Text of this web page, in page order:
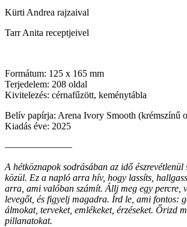
Kürti Andrea rajzaival
Tarr Anita receptjeivel
Formátum: 125 x 165 mm
Terjedelem: 208 oldal
Kivitelezés: cérnafűzött, keménytábla
Belív papírja: Arena Ivory Smooth (krémszínű
Kiadás éve: 2025
––––––––––––––
A hétköznapok sodrásában az idő
közül. Ez a napló arra hív, hogy lassíts,
arra, ami valóban számít. Állj meg egy percre,
levegőt, és figyelj magadra. Írd le, ami fontos:
álmokat, terveket, emlékeket, érzéseket. Őrizd
pillanatokat.